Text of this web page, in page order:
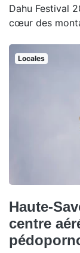
Dahu Festival
cœur des
Locales
Haute-
centre